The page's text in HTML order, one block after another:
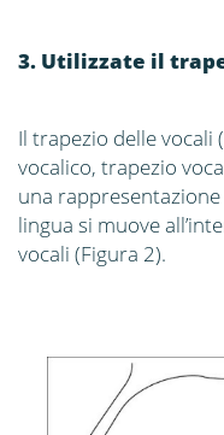
3. Utilizzate il
Il trapezio delle vocali
vocalico, trapezio
una
lingua si muove
vocali (Figura 2).